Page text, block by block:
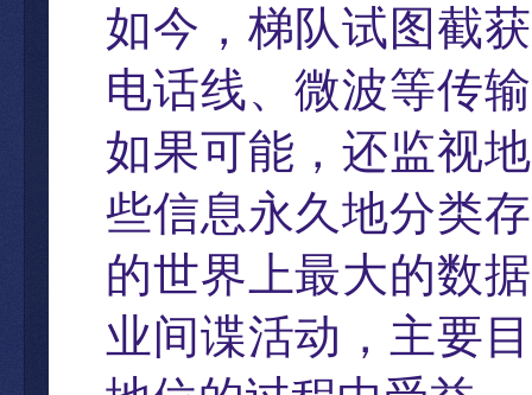
如今 ， 梯队试图截
电话线、微波等传
如果可能 ，还监视
些信息永久地分类
的世界上最大的数据
业间谍活动 ， 主要